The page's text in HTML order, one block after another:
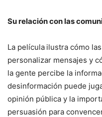
Su relación con las
La película ilustra cómo
personalizar mensajes y
la gente percibe la
desinformación puede
opinión pública y la
persuasión para